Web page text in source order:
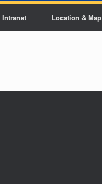
Intranet Location & Map